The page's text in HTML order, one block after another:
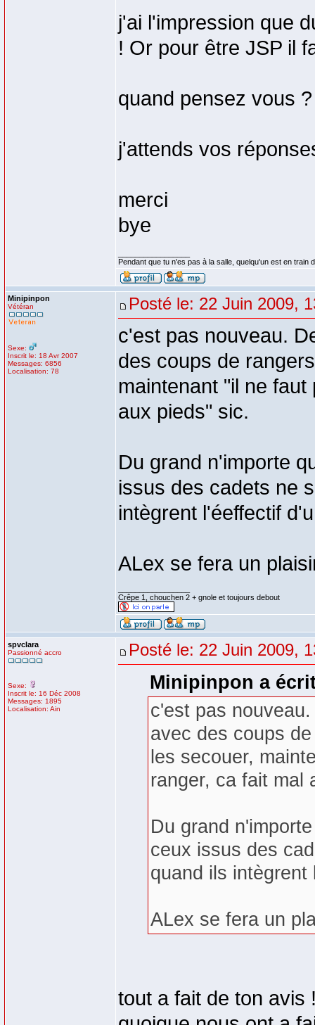
j'ai l'impression que
! Or pour être JSP il
quand pensez vous
j'attends vos
merci
bye
Pendant que tu n'es pas à la salle, quelqu'un est en train
Minipinpon
Vétéran
Sexe:
Inscrit le: 18 Avr 2007
Messages: 6856
Localisation: 78
Posté le: 22 Juin 2009,
c'est pas nouveau.
des coups de
maintenant "il ne
aux pieds" sic.
Du grand n'importe
issus des cadets ne
intègrent l'éeffectif
ALex se fera un
Crêpe 1, chouchen 2 + gnole et toujours debout
spvclara
Passionné accro
Sexe:
Inscrit le: 16 Déc 2008
Messages: 1895
Localisation: Ain
Posté le: 22 Juin 2009,
Minipinpon a
c'est pas
avec des coups
les secouer,
ranger, ca fait mal
Du grand
ceux issus des
quand ils
ALex se fera un
tout a fait de ton avis